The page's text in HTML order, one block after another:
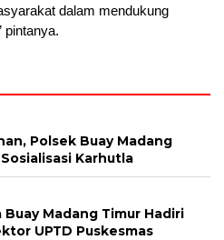
dalam mendukung
pintanya.
Polsek Buay Madang
Karhutla
Madang Timur Hadiri
UPTD Puskesmas